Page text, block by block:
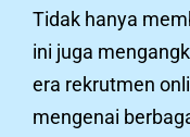
Tidak hanya
ini juga
era rekrutmen
mengenai